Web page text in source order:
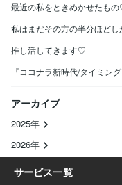
最近の私をときめかせたも
私はまだその方の半分ほど
推し活してきます♡
『ココナラ新時代/タイミング
アーカイブ
2025年
2026年